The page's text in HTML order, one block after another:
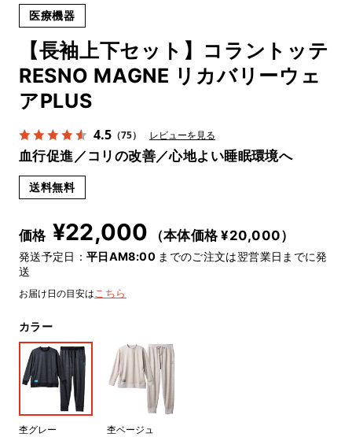
医療機器
【長袖上下セット】コラントッテ
RESNO MAGNE リカバリーウェ
アPLUS
4.5（75） レビューを見る
血行促進／コリの改善／心地よい睡眠環境へ
送料無料
価格 ¥22,000 （本体価格 ¥20,000）
発送予定日：平日AM8:00 までのご注文は翌営業日までに発
送
お届け日の目安はこちら
カラー
杢グレー 杢ベージュ